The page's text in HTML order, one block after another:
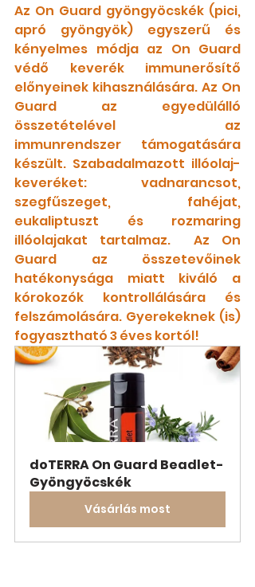
Az On Guard gyöngyöcskék (pici,
apró gyöngyök) egyszerű és
kényelmes módja az On Guard
védő keverék immunerősítő
előnyeinek kihasználására. Az On
Guard az egyedülálló
összetételével az
immunrendszer támogatására
készült. Szabadalmazott illóolaj-
keveréket: vadnarancsot,
szegfűszeget, fahéjat,
eukaliptuszt és rozmaring
illóolajakat tartalmaz.  Az On
Guard az összetevőinek
hatékonysága miatt kiváló a
kórokozók kontrollálására és
felszámolására. Gyerekeknek (is)
fogyasztható 3 éves kortól!
doTERRA On Guard Beadlet-
Gyöngyöcskék
Vásárlás most